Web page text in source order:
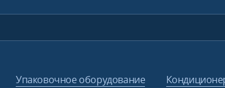
Упаковочное оборудование